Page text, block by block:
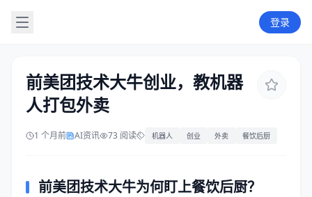
登录
前美团技术大牛创业，教机器
人打包外卖
1 个月前 AI资讯 73 阅读 机器人 创业 外卖 餐饮后厨
前美团技术大牛为何盯上餐饮后厨？